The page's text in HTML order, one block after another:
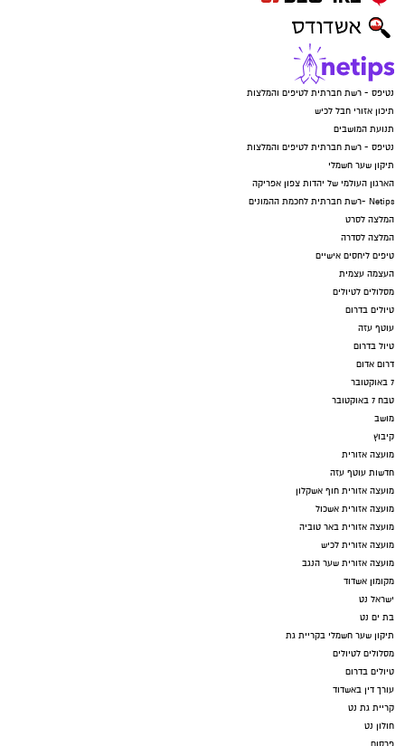
נטיפס - רשת חברתית לטיפים והמלצות
תיכון אזורי חבל לכיש
תנועת המושבים
נטיפס - רשת חברתית לטיפים והמלצות
תיקון שער חשמלי
הארגון העולמי של יהדות צפון אפריקה
Netips -רשת חברתית לחכמת ההמונים
המלצה לסרט
המלצה לסדרה
טיפים ליחסים אישיים
העצמה עצמית
מסלולים לטיולים
טיולים בדרום
עוטף עזה
טיול בדרום
דרום אדום
7 באוקטובר
טבח 7 באוקטובר
מושב
קיבוץ
מועצה אזורית
חדשות עוטף עזה
מועצה אזורית חוף אשקלון
מועצה אזורית אשכול
מועצה אזורית באר טוביה
מועצה אזורית לכיש
מועצה אזורית שער הנגב
מקומון אשדוד
ישראל נט
בת ים נט
תיקון שער חשמלי בקריית גת
מסלולים לטיולים
טיולים בדרום
עורך דין באשדוד
קריית גת נט
חולון נט